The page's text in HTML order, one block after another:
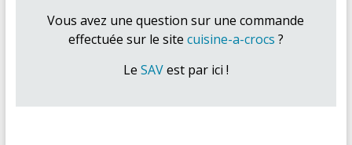
Vous avez une question sur une commande
effectuée sur le site cuisine-a-crocs ?
Le SAVest par ici !